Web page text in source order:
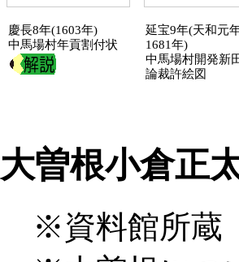
慶長8年(1603年)
中馬場村年貢割付状
延宝9年(天和元年
1681年)
中馬場村開発新
論裁許絵図
大曽根小倉正
※資料館所蔵